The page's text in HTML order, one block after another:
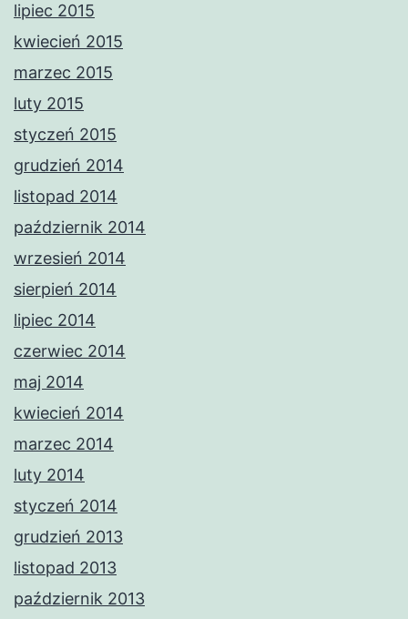
lipiec 2015
kwiecień 2015
marzec 2015
luty 2015
styczeń 2015
grudzień 2014
listopad 2014
październik 2014
wrzesień 2014
sierpień 2014
lipiec 2014
czerwiec 2014
maj 2014
kwiecień 2014
marzec 2014
luty 2014
styczeń 2014
grudzień 2013
listopad 2013
październik 2013